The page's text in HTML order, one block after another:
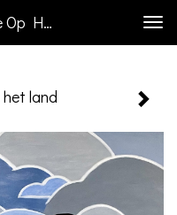
Liesbeth Werink - Boer En Koe Op Het Land
land